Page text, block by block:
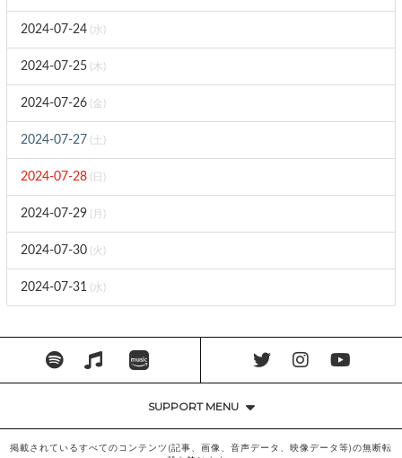
2024-07-24 (水)
2024-07-25 (木)
2024-07-26 (金)
2024-07-27 (土)
2024-07-28 (日)
2024-07-29 (月)
2024-07-30 (火)
2024-07-31 (水)
SUPPORT MENU
掲載されているすべてのコンテンツ(記事、画像、音声データ、映像データ等)の無断転